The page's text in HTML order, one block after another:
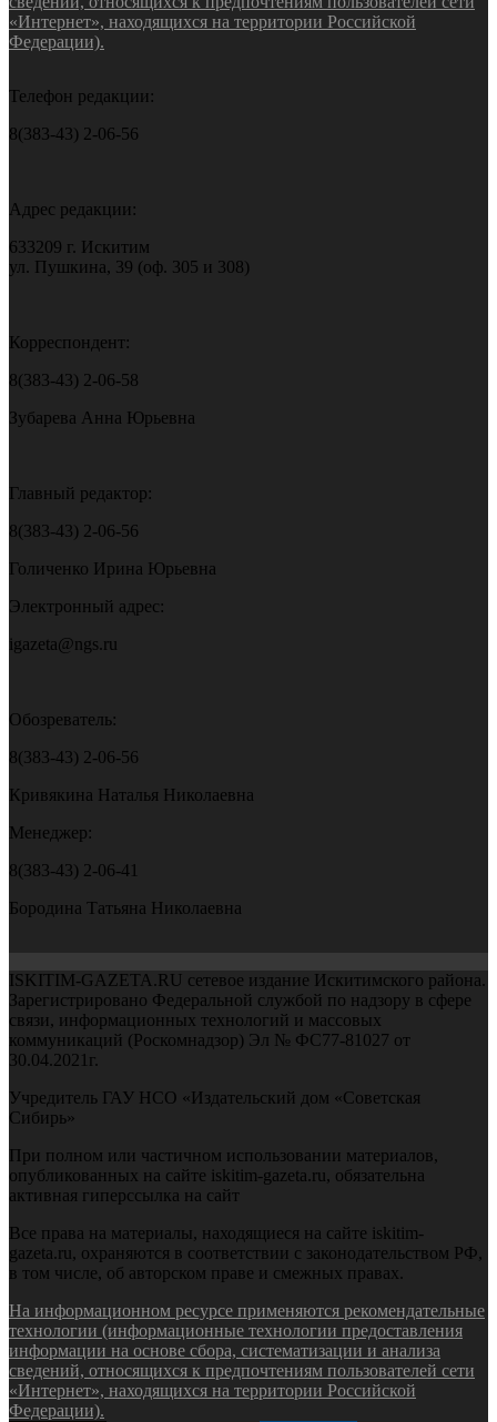
«Интернет», находящихся на территории Российской
Федерации).
Телефон редакции:
8(383-43) 2-06-56
Адрес редакции:
633209 г. Искитим
ул. Пушкина, 39 (оф. 305 и 308)
Корреспондент:
8(383-43) 2-06-58
Зубарева Анна Юрьевна
Главный редактор:
8(383-43) 2-06-56
Голиченко Ирина Юрьевна
Электронный адрес:
igazeta@ngs.ru
Обозреватель:
8(383-43) 2-06-56
Кривякина Наталья Николаевна
Менеджер:
8(383-43) 2-06-41
Бородина Татьяна Николаевна
ISKITIM-GAZETA.RU сетевое издание Искитимского района.
Зарегистрировано Федеральной службой по надзору в сфере
связи, информационных технологий и массовых
коммуникаций (Роскомнадзор) Эл № ФС77-81027 от
30.04.2021г.
Учредитель ГАУ НСО «Издательский дом «Советская
Сибирь»
При полном или частичном использовании материалов,
опубликованных на сайте iskitim-gazeta.ru, обязательна
активная гиперссылка на сайт
Все права на материалы, находящиеся на сайте iskitim-
gazeta.ru, охраняются в соответствии с законодательством РФ,
в том числе, об авторском праве и смежных правах.
На информационном ресурсе применяются рекомендательные
технологии (информационные технологии предоставления
информации на основе сбора, систематизации и анализа
сведений, относящихся к предпочтениям пользователей сети
«Интернет», находящихся на территории Российской
Федерации).